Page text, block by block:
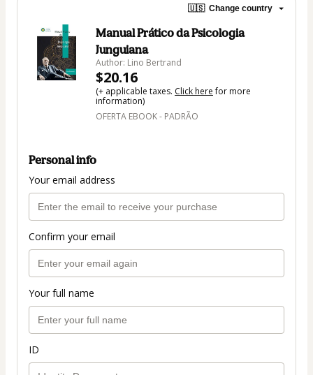
🇺🇸 Change country
Manual Prático da Psicologia
Junguiana
Author: Lino Bertrand
$20.16
(+ applicable taxes. Click herefor more
information)
OFERTA EBOOK - PADRÃO
Personal info
Your email address
Confirm your email
Your full name
ID